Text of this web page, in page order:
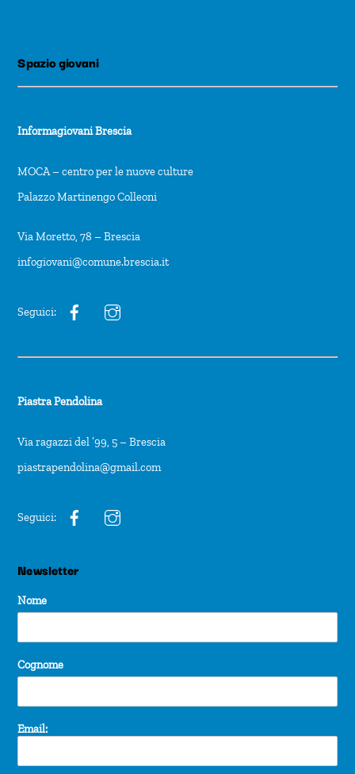
Spazio giovani
Informagiovani Brescia
MOCA – centro per le nuove culture
Palazzo Martinengo Colleoni
Via Moretto, 78 – Brescia
infogiovani@comune.brescia.it
Seguici:
Piastra Pendolina
Via ragazzi del ’99, 5 – Brescia
piastrapendolina@gmail.com
Seguici:
Newsletter
Nome
Cognome
Email: